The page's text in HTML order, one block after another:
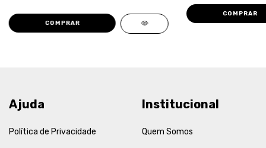
COMPRAR
COMPRAR
Ajuda
Política de Privacidade
Institucional
Quem Somos